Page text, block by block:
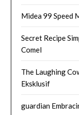
Midea 99 Speed
Secret Recipe
Comel
The Laughing
Eksklusif
guardian